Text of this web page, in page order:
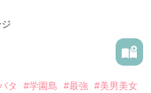
タ #学園島 #最強 #美男美女